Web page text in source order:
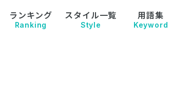
ランキング
Ranking
スタイル一覧
Style
用語集
Keyword